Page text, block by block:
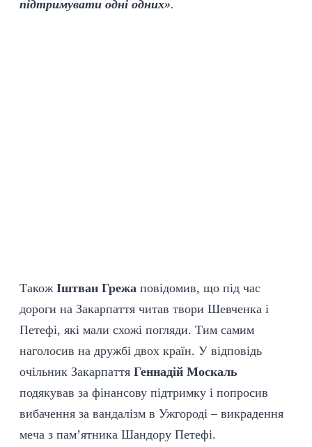
підтримувати одні одних».
Також Іштван Грежа повідомив, що під час
дороги на Закарпаття читав твори Шевченка і
Петефі, які мали схожі погляди. Тим самим
наголосив на дружбі двох країн. У відповідь
очільник Закарпаття Геннадій Москаль
подякував за фінансову підтримку і попросив
вибачення за вандалізм в Ужгороді – викрадення
меча з пам’ятника Шандору Петефі.